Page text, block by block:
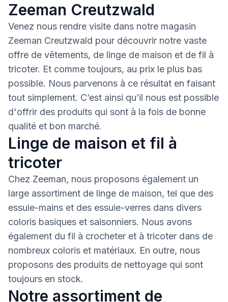
Zeeman Creutzwald
Venez nous rendre visite dans notre magasin
Zeeman Creutzwald pour découvrir notre vaste
offre de vêtements, de linge de maison et de fil à
tricoter. Et comme toujours, au prix le plus bas
possible. Nous parvenons à ce résultat en faisant
tout simplement. C’est ainsi qu’il nous est possible
d'offrir des produits qui sont à la fois de bonne
qualité et bon marché.
Linge de maison et fil à
tricoter
Chez Zeeman, nous proposons également un
large assortiment de linge de maison, tel que des
essuie-mains et des essuie-verres dans divers
coloris basiques et saisonniers. Nous avons
également du fil à crocheter et à tricoter dans de
nombreux coloris et matériaux. En outre, nous
proposons des produits de nettoyage qui sont
toujours en stock.
Notre assortiment de